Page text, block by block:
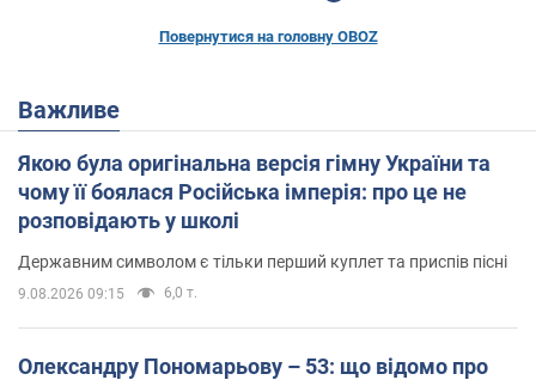
Повернутися на головну OBOZ
Важливе
Якою була оригінальна версія гімну України та
чому її боялася Російська імперія: про це не
розповідають у школі
Державним символом є тільки перший куплет та приспів пісні
9.08.2026 09:15 6,0 т.
Олександру Пономарьову – 53: що відомо про